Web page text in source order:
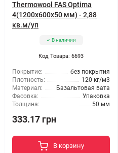
Thermowool FAS Optima
4(1200x600x50 мм) - 2,88
кв.м/уп
В наличии
Код Товара: 6693
Покрытие:
без покрытия
Плотность:
120 кг/м3
Материал:
Базальтовая вата
Фасовка:
Упаковка
Толщина:
50 мм
333.17 грн
В корзину